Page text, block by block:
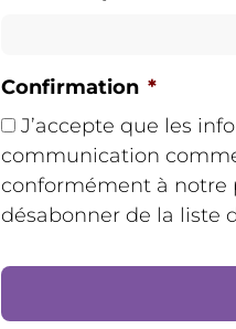
Confirmation *
J’accepte que les
communication
conformément à notre
désabonner de la liste